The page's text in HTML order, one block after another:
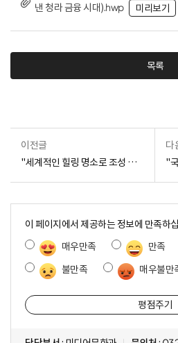
낸 청라 금융 시대).hwp
미리보기
목록
이전글
"세계적인 힐링 명소로 조성 본격화" 인천경제청, 송도국제에코센터 조성 협력체계 강화
다
이 페이지에서 제공하는 정보에 만족하
매우만족
만족
불만족
매우불만